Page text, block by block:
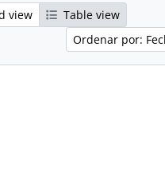
view
Table view
Ordenar por: